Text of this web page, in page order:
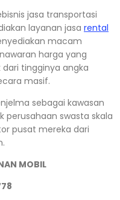
jasa transportasi
layanan jasa rental
macam
harga yang
tingginya angka
masif.
sebagai kawasan
perusahaan swasta skala
pusat mereka dari
MOBIL